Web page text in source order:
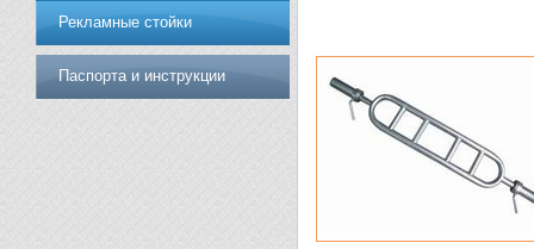
Рекламные стойки
Паспорта и инструкции